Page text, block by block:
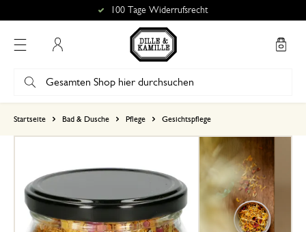
100 Tage Widerrufsrecht
Startseite Bad & Dusche Pflege Gesichtspflege